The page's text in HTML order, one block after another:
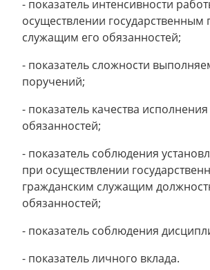
- показатель интенсивности
осуществлении государственным
служащим его обязанностей;
- показатель сложности
поручений;
- показатель качества
обязанностей;
- показатель соблюдения
при осуществлении
гражданским служащим
обязанностей;
- показатель соблюдения
- показатель личного вклада.